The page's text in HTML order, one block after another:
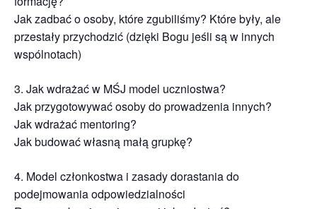
Jak zadbać o osoby, które zgubiliśmy? Które były, ale
przestały przychodzić (dzięki Bogu jeśli są w innych
wspólnotach)
3. Jak wdrażać w MŚJ model uczniostwa?
Jak przygotowywać osoby do prowadzenia innych?
Jak wdrażać mentoring?
Jak budować własną małą grupkę?
4. Model członkostwa i zasady dorastania do
podejmowania odpowiedzialności